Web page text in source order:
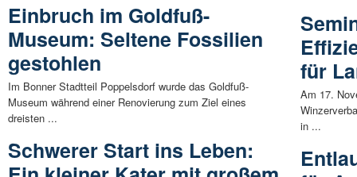
Einbruch im Goldfuß-
Museum: Seltene Fossilien
gestohlen
Im Bonner Stadtteil Poppelsdorf wurde das Goldfuß-
Museum während einer Renovierung zum Ziel eines
dreisten ...
Schwerer Start ins Leben:
für
Am 17.
in ...